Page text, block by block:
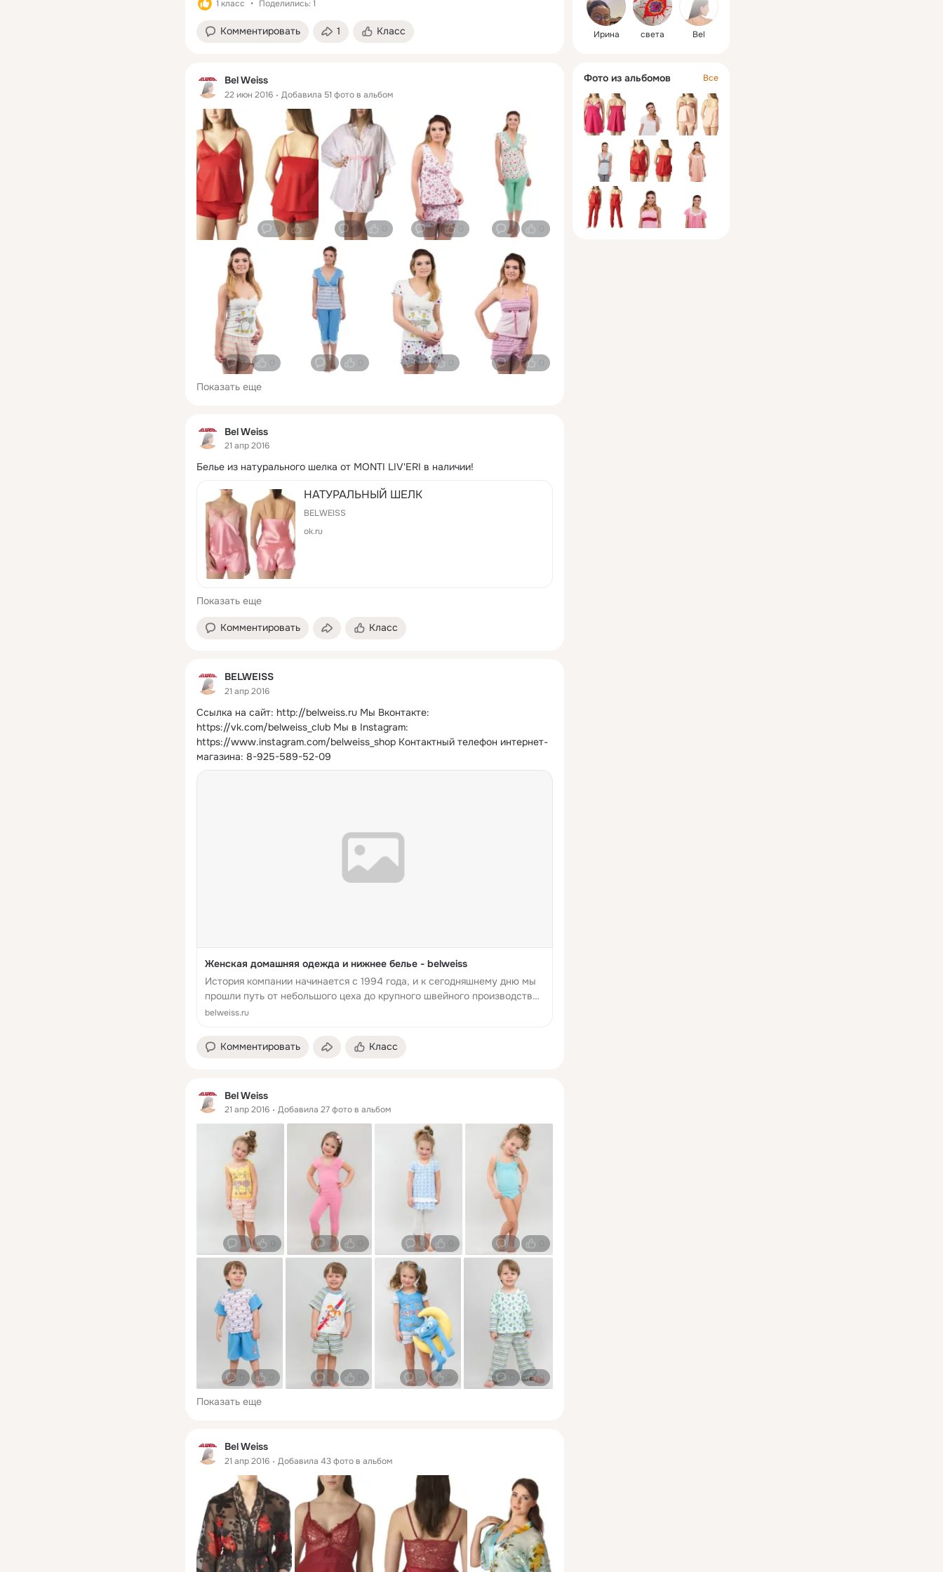
1 класс Поделились: 1
Комментировать 1 Класс
Bel Weiss
22 июн 2016 Добавила 51 фото в альбом
0 0 0
0 0 0 0
Показать еще
Bel Weiss
21 апр 2016
Белье из натурального шелка от MONTI LIV'ERI в наличии!
НАТУРАЛЬНЫЙ ШЕЛК
BELWEISS
ok.ru
Показать еще
Комментировать Класс
BELWEISS
21 апр 2016
Ссылка на сайт: http://belweiss.ru Мы Вконтакте:
https://vk.com/belweiss_club Мы в Instagram:
https://www.instagram.com/belweiss_shop Контактный телефон интернет-
магазина: 8-925-589-52-09
Женская домашняя одежда и нижнее белье - belweiss
История компании начинается с 1994 года, и к сегодняшнему дню мы
прошли путь от небольшого цеха до крупного швейного производства,
производителя, постоянно наращивающего мощности и расширяющего
belweiss.ru
Комментировать Класс
Bel Weiss
21 апр 2016 Добавила 27 фото в альбом
0 0 0 0
0 0
Показать еще
Bel Weiss
21 апр 2016 Добавила 43 фото в альбом
и комплектующие из
Германии, Италии, Кореи и
Франции.
Ирина света Bel
Фото из альбомов Все